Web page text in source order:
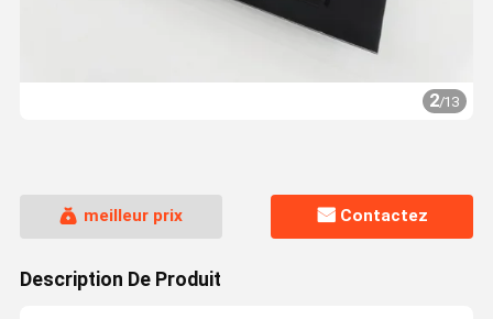
2/13
meilleur prix Contactez
Description De Produit